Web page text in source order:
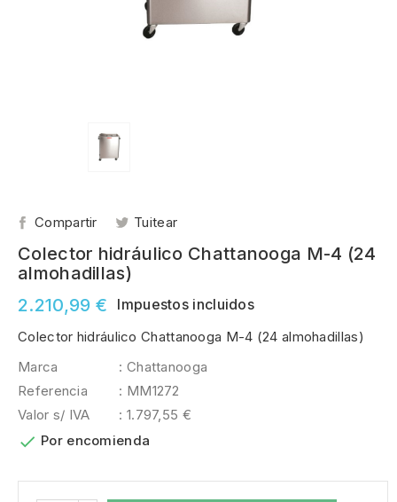
Compartir Tuitear
Colector hidráulico Chattanooga M-4 (24
almohadillas)
2.210,99 €
Impuestos incluidos
Colector hidráulico Chattanooga M-4 (24 almohadillas)
Marca
: Chattanooga
Referencia
: MM1272
Valor s/ IVA
: 1.797,55 €
 Por encomienda